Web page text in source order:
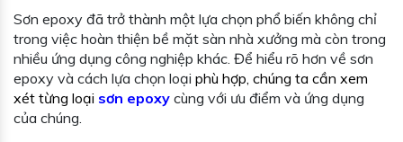
Sơn epoxy đã trở thành một lựa chọn phổ biến không chỉ
trong việc hoàn thiện bề mặt sàn nhà xưởng mà còn trong
nhiều ứng dụng công nghiệp khác. Để hiểu rõ hơn về sơn
epoxy và cách lựa chọn loại phù hợp, chúng ta cần xem
xét từng loại sơn epoxy cùng với ưu điểm và ứng dụng
của chúng.